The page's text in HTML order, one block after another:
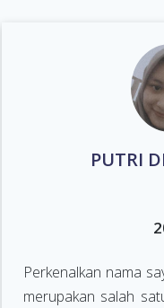
PUTRI
Perkenalkan nama
merupakan salah